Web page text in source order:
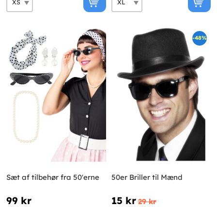
Sæt af tilbehør fra 50'erne
99 kr
-48%
50er Briller til Mænd
15 kr 29 kr